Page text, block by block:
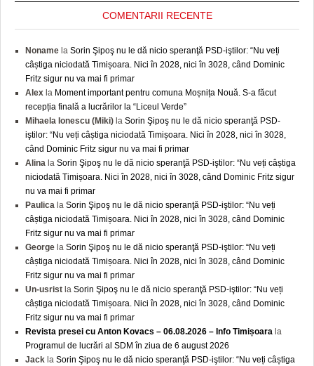
COMENTARII RECENTE
Noname la Sorin Şipoş nu le dă nicio speranţă PSD-iştilor: “Nu veți
câștiga niciodată Timișoara. Nici în 2028, nici în 3028, când Dominic
Fritz sigur nu va mai fi primar
Alex la Moment important pentru comuna Moșnița Nouă. S-a făcut
recepția finală a lucrărilor la “Liceul Verde”
Mihaela Ionescu (Miki) la Sorin Şipoş nu le dă nicio speranţă PSD-
iştilor: “Nu veți câștiga niciodată Timișoara. Nici în 2028, nici în 3028,
când Dominic Fritz sigur nu va mai fi primar
Alina la Sorin Şipoş nu le dă nicio speranţă PSD-iştilor: “Nu veți câștiga
niciodată Timișoara. Nici în 2028, nici în 3028, când Dominic Fritz sigur
nu va mai fi primar
Paulica la Sorin Şipoş nu le dă nicio speranţă PSD-iştilor: “Nu veți
câștiga niciodată Timișoara. Nici în 2028, nici în 3028, când Dominic
Fritz sigur nu va mai fi primar
George la Sorin Şipoş nu le dă nicio speranţă PSD-iştilor: “Nu veți
câștiga niciodată Timișoara. Nici în 2028, nici în 3028, când Dominic
Fritz sigur nu va mai fi primar
Un-usrist la Sorin Şipoş nu le dă nicio speranţă PSD-iştilor: “Nu veți
câștiga niciodată Timișoara. Nici în 2028, nici în 3028, când Dominic
Fritz sigur nu va mai fi primar
Revista presei cu Anton Kovacs – 06.08.2026 – Info Timișoara la
Programul de lucrări al SDM în ziua de 6 august 2026
Jack la Sorin Şipoş nu le dă nicio speranţă PSD-iştilor: “Nu veți câștiga